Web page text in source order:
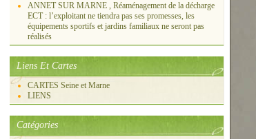
ANNET SUR MARNE , Réaménagement de la décharge
ECT : l’exploitant ne tiendra pas ses promesses, les
équipements sportifs et jardins familiaux ne seront pas
réalisés
Liens Et Cartes
CARTES Seine et Marne
LIENS
Catégories